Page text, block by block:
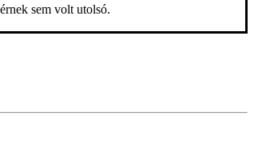
sem volt utolsó.